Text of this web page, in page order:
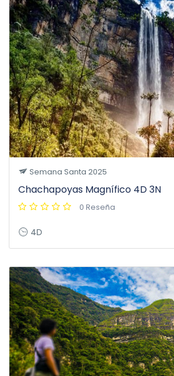
Semana Santa 2025
Chachapoyas Magnífico 4D 3N
0 Reseña
4D